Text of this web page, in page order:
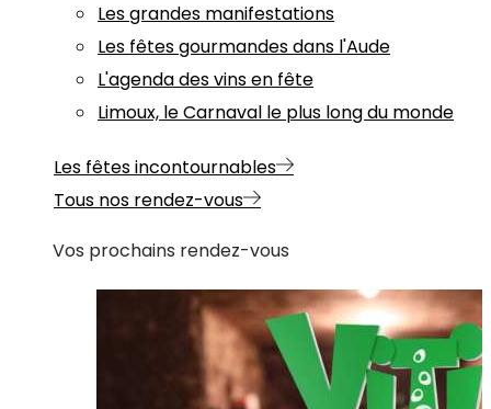
Les grandes manifestations
Les fêtes gourmandes dans l'Aude
L'agenda des vins en fête
Limoux, le Carnaval le plus long du monde
Les fêtes incontournables
Tous nos rendez-vous
Vos prochains rendez-vous